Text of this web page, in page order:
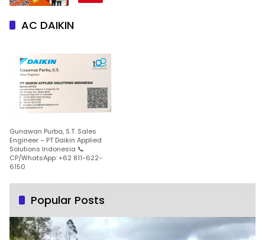
AC DAIKIN
Gunawan Purba, S.T. Sales
Engineer – PT Daikin Applied
Solutions Indonesia 📞
CP/WhatsApp: +62 811-622-
6150
Popular Posts